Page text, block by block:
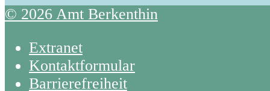
© 2026 Amt Berkenthin
Extranet
Kontaktformular
Barrierefreiheit